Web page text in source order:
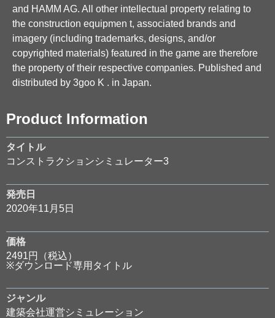
Product Information
タイトル
コンストラクションシミュレーター3
発売日
2020年11月5日
価格
2491円（税込）
※ダウンロード専用タイトル
ジャンル
建築会社運営シミュレーション
and HAMM AG. All other intellectual property relating to
the construction equipmen t, associated brands and
imagery (including trademarks, designs, and/or
copyrighted materials) featured in the game are therefore
the property of their respective companies. Published and
distributed by 3goo K . in Japan.